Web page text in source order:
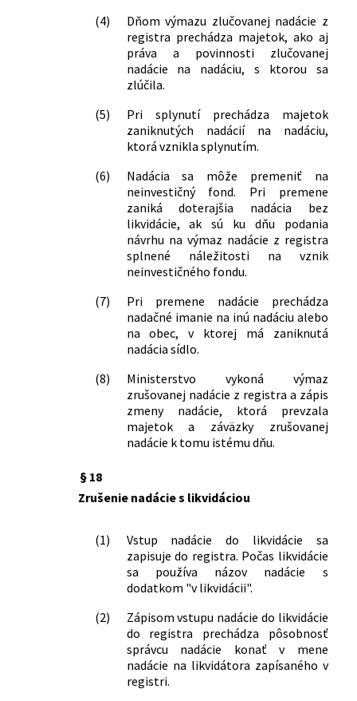
(4)
Dňom výmazu zlučovanej nadácie z
registra prechádza majetok, ako aj
práva a povinnosti zlučovanej
nadácie na nadáciu, s ktorou sa
zlúčila.
(5)
Pri splynutí prechádza majetok
zaniknutých nadácií na nadáciu,
ktorá vznikla splynutím.
(6)
Nadácia sa môže premeniť na
neinvestičný fond. Pri premene
zaniká doterajšia nadácia bez
likvidácie, ak sú ku dňu podania
návrhu na výmaz nadácie z registra
splnené náležitosti na vznik
neinvestičného fondu.
(7)
Pri premene nadácie prechádza
nadačné imanie na inú nadáciu alebo
na obec, v ktorej má zaniknutá
nadácia sídlo.
(8)
Ministerstvo vykoná výmaz
zrušovanej nadácie z registra a zápis
zmeny nadácie, ktorá prevzala
majetok a záväzky zrušovanej
nadácie k tomu istému dňu.
§ 18
Zrušenie nadácie s likvidáciou
(1)
Vstup nadácie do likvidácie sa
zapisuje do registra. Počas likvidácie
sa používa názov nadácie s
dodatkom "v likvidácii".
(2)
Zápisom vstupu nadácie do likvidácie
do registra prechádza pôsobnosť
správcu nadácie konať v mene
nadácie na likvidátora zapísaného v
registri.